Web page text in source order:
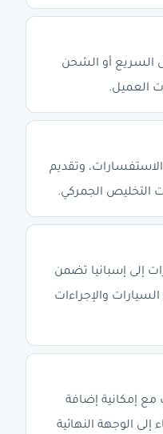
السريع أو الشحن
العميل.
وتقديم
التخليص الجمركي.
إلى إسبانيا تضمن
والإجراءات
إمكانية إضافة
الوجهة النهائية